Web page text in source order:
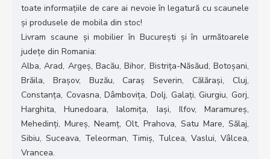
toate informațiile de care ai nevoie în legatură cu scaunele
și produsele de mobila din stoc!
Livram scaune și mobilier în București și în următoarele
județe din Romania:
Alba, Arad, Argeș, Bacău, Bihor, Bistrița-Năsăud, Botoșani,
Brăila, Brașov, Buzău, Caraș Severin, Călărași, Cluj,
Constanța, Covasna, Dâmbovița, Dolj, Galați, Giurgiu, Gorj,
Harghita, Hunedoara, Ialomița, Iași, Ilfov, Maramureș,
Mehedinți, Mureș, Neamț, Olt, Prahova, Satu Mare, Sălaj,
Sibiu, Suceava, Teleorman, Timiș, Tulcea, Vaslui, Vâlcea,
Vrancea.